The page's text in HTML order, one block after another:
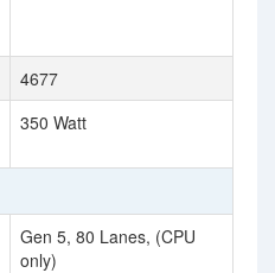
4677
350 Watt
Gen 5, 80 Lanes, (CPU
only)